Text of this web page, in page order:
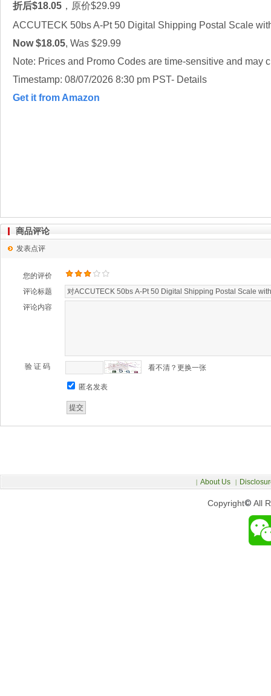
折后$18.05 ，原价$29.99
ACCUTECK 50bs A-Pt 50 Digital Shipping Postal Scale
Now $18.05, Was $29.99
Note: Prices and Promo Codes are time-sensitive and may
Timestamp: 08/07/2026 8:30 pm PST- Details
Get it from Amazon
商品评论
发表点评
您的评价
评论标题
评论内容
验 证 码 看不清？更换一张
匿名发表
Copyright© All
| About Us |